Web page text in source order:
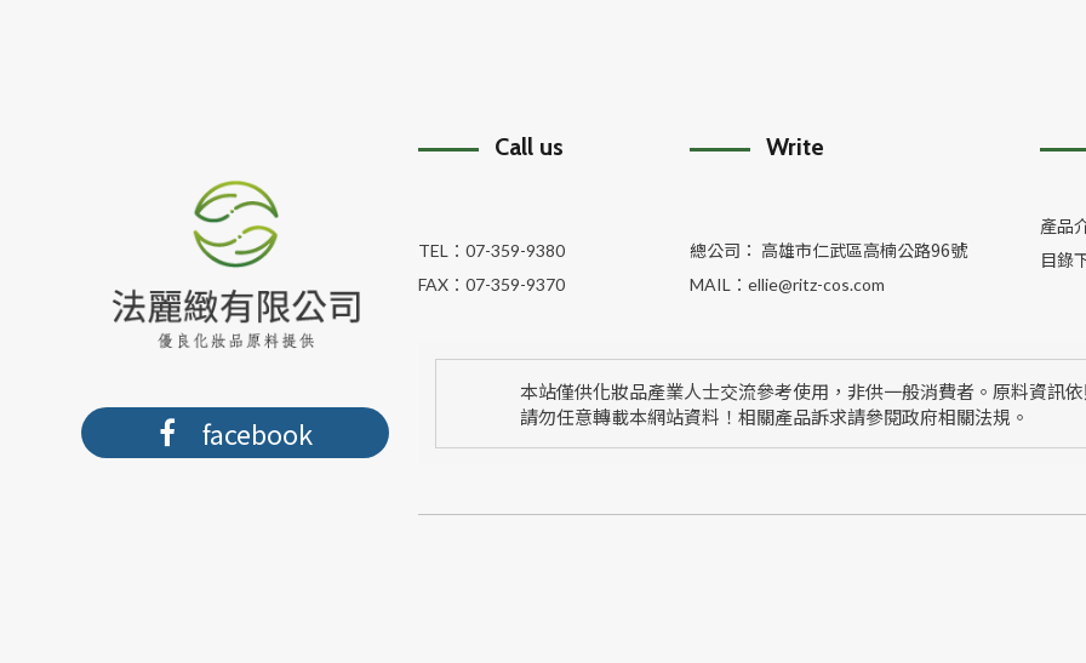
facebook
Call us
TEL：07-359-9380
FAX：07-359-9370
Write
總公司： 高雄市仁武區高楠公路96號
MAIL： ellie@ritz-cos.com
產品
目錄
本站僅供化妝品產業人士交流參考使用，非供一般消費者。原料資訊
請勿任意轉載本網站資料！相關產品訴求請參閱政府相關法規。